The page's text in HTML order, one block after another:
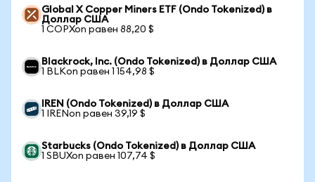
Global X Copper Miners ETF (Ondo Tokenized) в
Доллар США
1 COPXon равен 88,20 $
Blackrock, Inc. (Ondo Tokenized) в Доллар США
1 BLKon равен 1 154,98 $
IREN (Ondo Tokenized) в Доллар США
1 IRENon равен 39,19 $
Starbucks (Ondo Tokenized) в Доллар США
1 SBUXon равен 107,74 $